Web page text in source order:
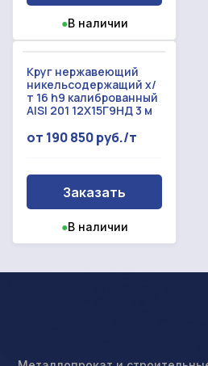
●В наличии
Круг нержавеющий
никельсодержащий х/
т 16 h9 калиброванный
AISI 201 12Х15Г9НД 3 м
от 190 850 руб./т
Заказать
●В наличии